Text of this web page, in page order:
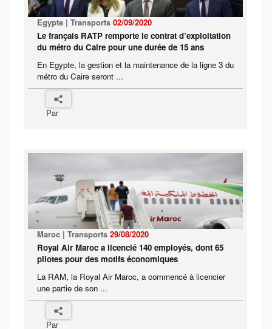
Egypte | Transports 02/09/2020
Le français RATP remporte le contrat d’exploitation
du métro du Caire pour une durée de 15 ans
En Egypte, la gestion et la maintenance de la ligne 3 du
métro du Caire seront ...
Par
Maroc | Transports 29/08/2020
Royal Air Maroc a licencié 140 employés, dont 65
pilotes pour des motifs économiques
La RAM, la Royal Air Maroc, a commencé à licencier
une partie de son ...
Par